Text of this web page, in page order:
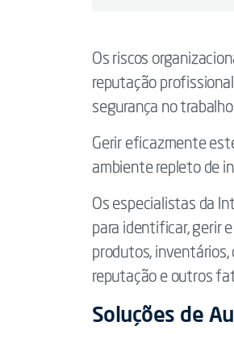
Os riscos
reputação
segurança no
Gerir eficazmente
ambiente repleto de
Os especialistas da
para identificar, gerir
produtos, inventários,
reputação e outros
Soluções de